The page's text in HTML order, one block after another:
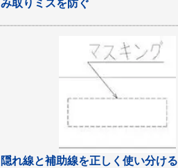
み取りミスを防ぐ
隠れ線と補助線を正しく使い分ける